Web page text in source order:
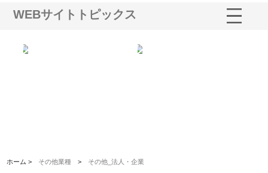
WEBサイトトピックス
ホーム > その他業種 > その他_法人・企業